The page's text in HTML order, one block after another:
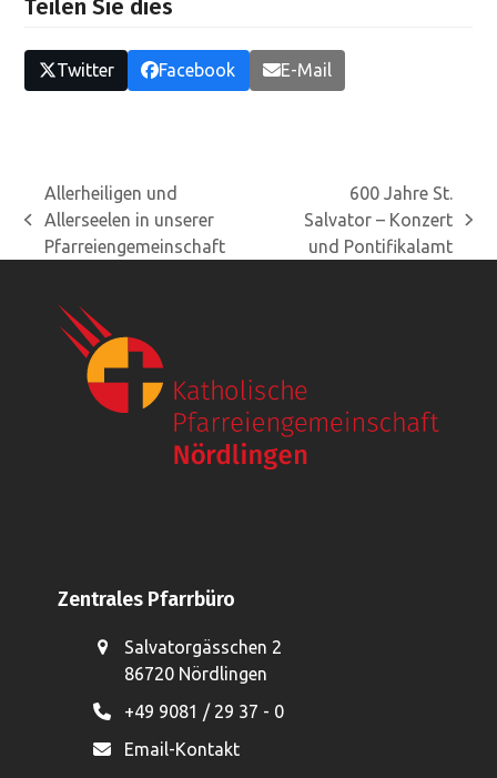
Teilen Sie dies
Twitter Facebook E-Mail
vorheriger
Beitrag:
Allerheiligen und
Allerseelen in unserer
Pfarreiengemeinschaft
Nächster
Beitrag:
600 Jahre St.
Salvator – Konzert
und Pontifikalamt
Zentrales Pfarrbüro
Salvatorgässchen 2
86720 Nördlingen
+49 9081 / 29 37 - 0
Email-Kontakt